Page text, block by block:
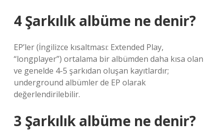
4 Şarkılık albüme ne denir?
EP’ler (İngilizce kısaltması: Extended Play,
“longplayer”) ortalama bir albümden daha kısa olan
ve genelde 4-5 şarkıdan oluşan kayıtlardır;
underground albümler de EP olarak
değerlendirilebilir.
3 Şarkılık albüme ne denir?